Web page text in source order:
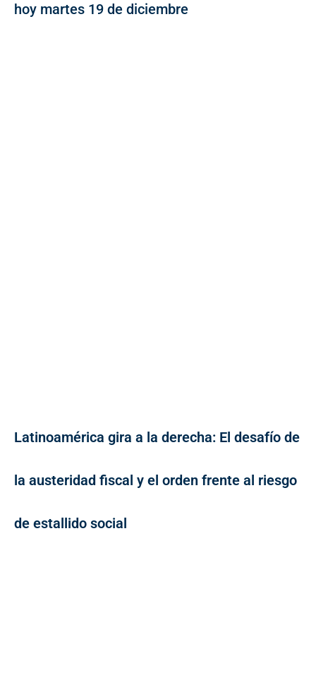
hoy martes 19 de diciembre
Latinoamérica gira a la derecha: El desafío de
la austeridad fiscal y el orden frente al riesgo
de estallido social